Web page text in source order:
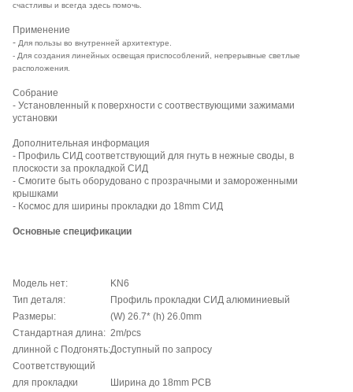
счастливы и всегда здесь помочь.
Применение
- Для пользы во внутренней архитектуре.
- Для создания линейных освещая приспособлений, непрерывные светлые
расположения.
Собрание
- Установленный к поверхности с соотвествующими зажимами
установки
Дополнительная информация
- Профиль СИД соответствующий для гнуть в нежные своды, в
плоскости за прокладкой СИД
- Смогите быть оборудовано с прозрачными и замороженными
крышками
- Космос для ширины прокладки до 18mm СИД
Основные спецификации
Модель нет:
KN6
Тип деталя:
Профиль прокладки СИД алюминиевый
Размеры:
(W) 26.7* (h) 26.0mm
Стандартная длина: 2m/pcs
длинной с Подгонять:Доступный по запросу
Соответствующий
для прокладки
Ширина до 18mm PCB